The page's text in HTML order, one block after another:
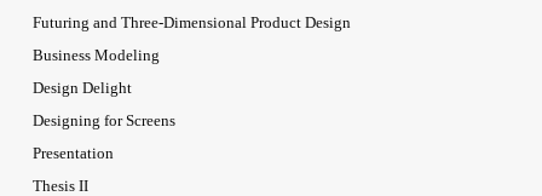
Futuring and Three-Dimensional Product Design
Business Modeling
Design Delight
Designing for Screens
Presentation
Thesis II